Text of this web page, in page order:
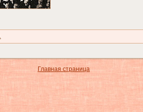
Главная страница